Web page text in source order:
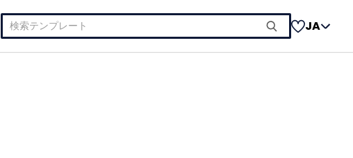
検
索:
JA